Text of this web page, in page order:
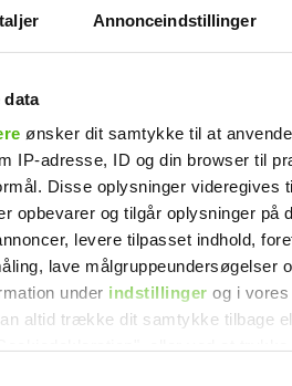
Annonceindstillinger
ønsker dit samtykke til at
IP-adresse, ID og din browser til
Disse oplysninger videregives
opbevarer og tilgår oplysninger på
levere tilpasset indhold,
lave målgruppeundersøgelser
under indstillinger og i vores
altid trække dit samtykke tilbage
alle er lige gode
en læge, jordemoder
blev betænkelig ved, at
og oppe i årene,
sin lille pige. Selv er
at det har gjort en
hun fik Yrsa på et
hun havde det godt –
og sin alder.